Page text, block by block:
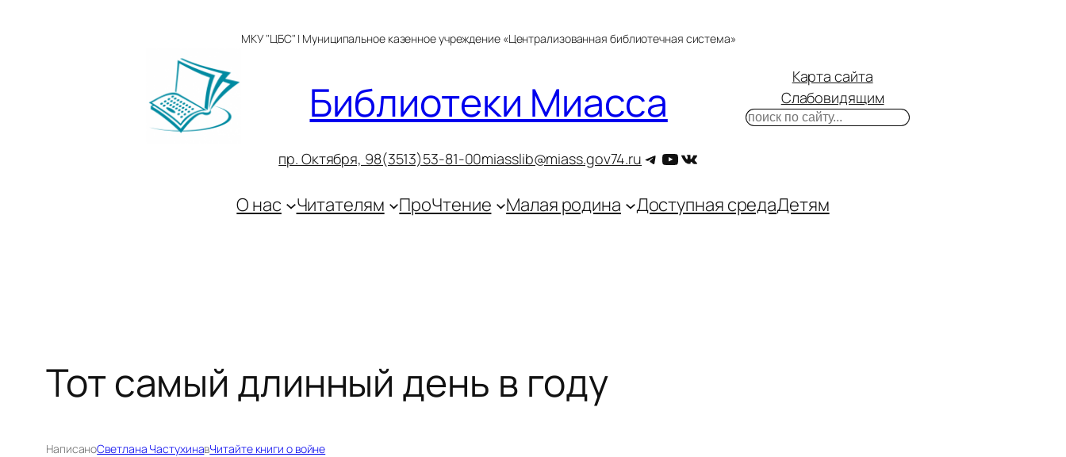
МКУ "ЦБС" | Муниципальное казенное учреждение «Централизованная библиотечная система»
Библиотеки Миасса
пр. Октября, 98(3513)53-81-00miasslib@miass.gov74.ru Telegram
YouTube
ВКонтакте
Карта сайта
Слабовидящим
Поиск
О нас Читателям ПроЧтение Малая родина Доступная средаДетям
Тот самый длинный день в году
НаписаноСветлана ЧастухинавЧитайте книги о войне